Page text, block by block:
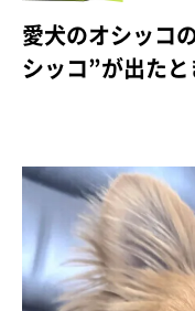
愛犬のオシッコ
シッコ”が出た